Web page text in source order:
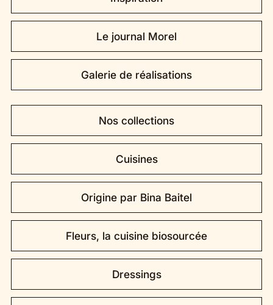
Le journal Morel
Galerie de réalisations
Nos collections
Cuisines
Origine par Bina Baitel
Fleurs, la cuisine biosourcée
Dressings